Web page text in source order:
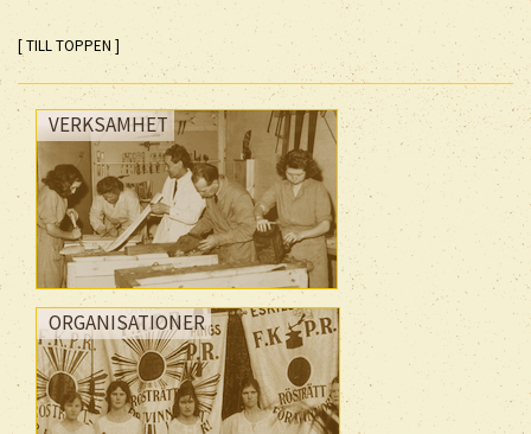
[ TILL TOPPEN ]
VERKSAMHET
ORGANISATIONER